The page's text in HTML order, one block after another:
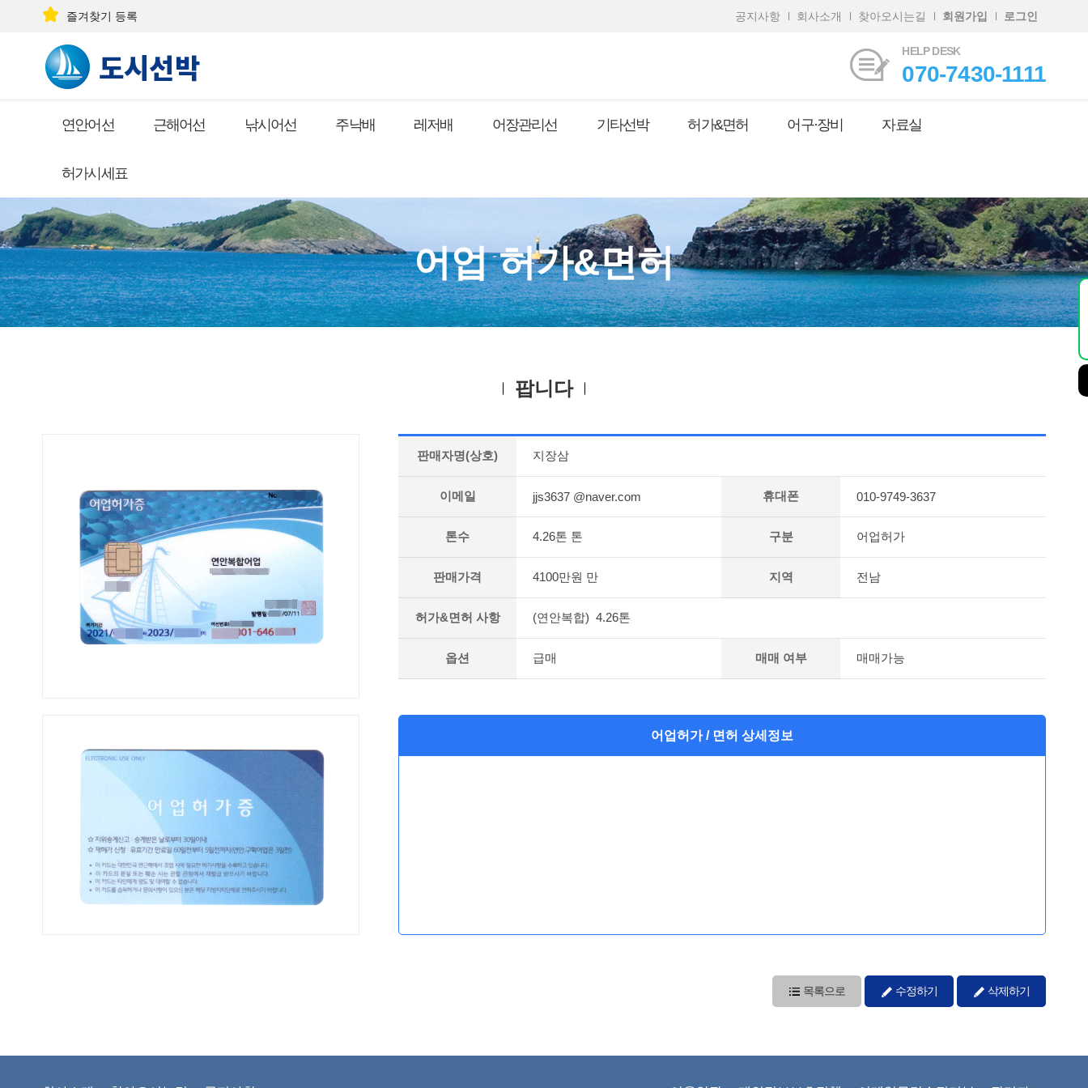
즐겨찾기 등록 공지사항 회사소개 찾아오시는길 회원가입 로그인
HELP DESK
070-7430-1111
연안어선 근해어선 낚시어선 주낙배 레저배 어장관리선 기타선박 허가&면허 어구·장비 자료실
허가시세표
어업 허가&면허
팝니다
판매자명(상호) 지장삼
이메일 jjs3637 @naver.com 휴대폰 010-9749-3637
톤수 4.26톤 톤 구분 어업허가
판매가격 4100만원 만 지역 전남
허가&면허 사항 (연안복합) 4.26톤
옵션 급매 매매 여부 매매가능
어업허가 / 면허 상세정보
목록으로 수정하기 삭제하기